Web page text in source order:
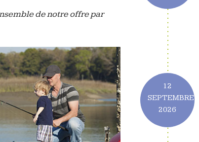
de notre offre par
12
SEPTEMBRE
2026